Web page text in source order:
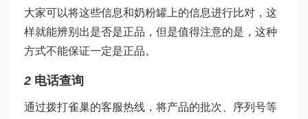
大家可以将这些信息和奶粉罐上的信息进行比对，这
样就能辨别出是否是正品，但是值得注意的是，这种
方式不能保证一定是正品。
2 电话查询
通过拨打雀巢的客服热线，将产品的批次、序列号等